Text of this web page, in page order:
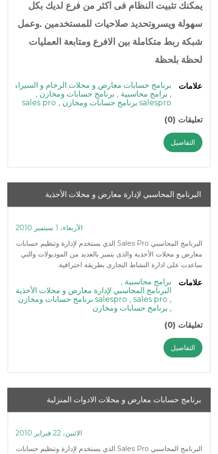
يمكنك تثبيت النظام فى اكثر من فرع لديك بكل
سهولة ويسروتحديد صلاحيات للمستخدمين .وعمل
شبكة ربط متكاملة بين الافرع ومتابعة العمليات
لحظة بلحظة
علامات
برنامج حسابات معارض و محلات الرخام و السيراميك
, برامج محاسبية , برنامج حسابات ومخازن ,
salespro برنامج حسابات ومخازن
,
sales pro
تعليقات (0)
التفاصيل
البرنامج المحاسبي لإدارة معارض و محلات الأحذية
الأربعاء، 1 سبتمبر 2010
البرنامج المحاسبي Sales Pro الذي يستخدم لإدارة وتنظيم حسابات
معارض و محلات الأحذية والذى يتميز بالعديد من الموديولات والتي
ساعدت على ادارة النشاط التجارى بطريقة احترافية.
علامات برامج محاسبية ,
البرنامج المحاسبي لإدارة معارض و محلات الأحذية
,
sales pro
, salespro برنامج حسابات ومخازن
, برنامج حسابات ومخازن
تعليقات (0)
التفاصيل
برنامج حسابات معارض و محلات الادوات المنزلية
الاثنين، 22 فبراير 2010
البرنامج المحاسبي Sales Pro الذي يستخدم لإدارة وتنظيم حسابات